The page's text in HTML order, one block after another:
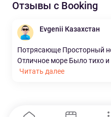
Отзывы с Booking
Evgenii Казахстан
Потрясающе Просторный
Отличное море Было тихо и
Читать далее